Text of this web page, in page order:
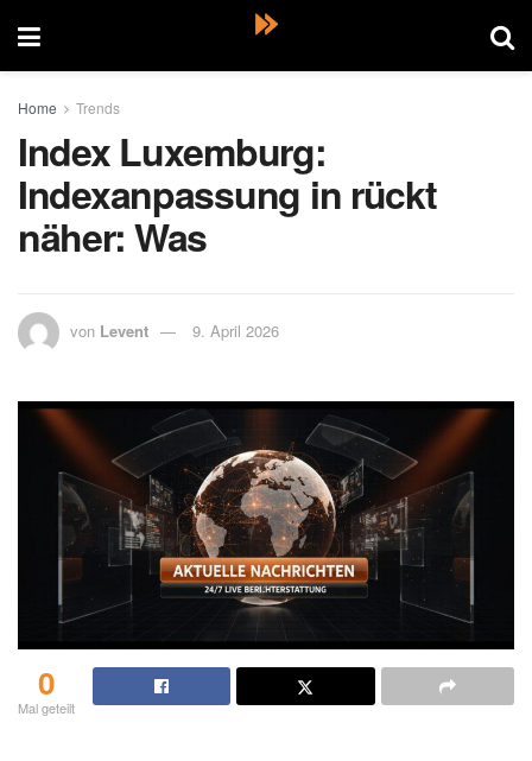
Home Trends
Index Luxemburg:
Indexanpassung in rückt
näher: Was
von 9. April 2026